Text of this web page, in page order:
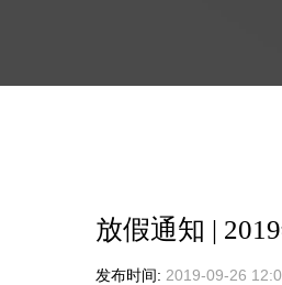
放假通知 |
发布时间 2019-09-26